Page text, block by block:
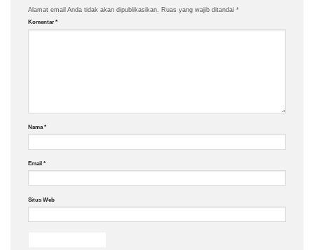
Alamat email Anda tidak akan dipublikasikan. Ruas yang wajib ditandai *
Komentar *
Nama*
Email *
Situs Web